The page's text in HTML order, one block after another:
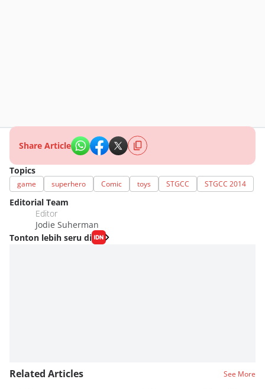
Share Article
Topics
game superhero Comic toys STGCC STGCC 2014
Editorial Team
Editor
Jodie Suherman
Tonton lebih seru di
Related Articles See More